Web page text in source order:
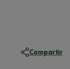
Compartir